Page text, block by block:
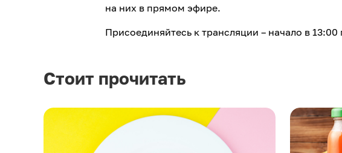
на них в прямом эфире.
Присоединяйтесь к трансляции – начало в
Стоит прочитать